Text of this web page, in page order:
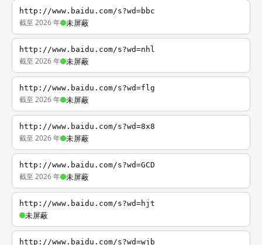
http://www.baidu.com/s?wd=bbc
截至 2026 年 未屏蔽
http://www.baidu.com/s?wd=nhl
截至 2026 年 未屏蔽
http://www.baidu.com/s?wd=flg
截至 2026 年 未屏蔽
http://www.baidu.com/s?wd=8x8
截至 2026 年 未屏蔽
http://www.baidu.com/s?wd=GCD
截至 2026 年 未屏蔽
http://www.baidu.com/s?wd=hjt
未屏蔽
http://www.baidu.com/s?wd=wjb